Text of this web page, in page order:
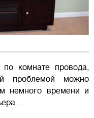
комнате провода,
проблемой можно
немного времени и